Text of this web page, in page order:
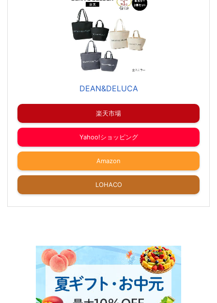
DEAN&DELUCA
楽天市場
Yahoo!ショッピング
Amazon
LOHACO